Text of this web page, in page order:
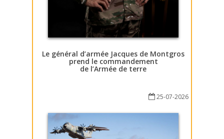
Le général d’armée Jacques de Montgros
prend le commandement
de l’Armée de terre
25-07-2026